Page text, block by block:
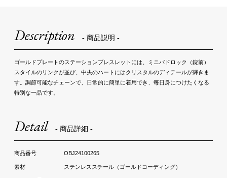
Description - 商品説明 -
ゴールドプレートのステーションブレスレットには、ミニパドロック（錠前）
スタイルのリンクが並び、中央のハートにはクリスタルのディテールが輝きま
す。調節可能なチェーンで、日常的に簡単に着用でき、毎日身につけたくなる
特別な一品です。
Detail - 商品詳細 -
OBJ24100265
ステンレススチール（ゴールドコーディング）